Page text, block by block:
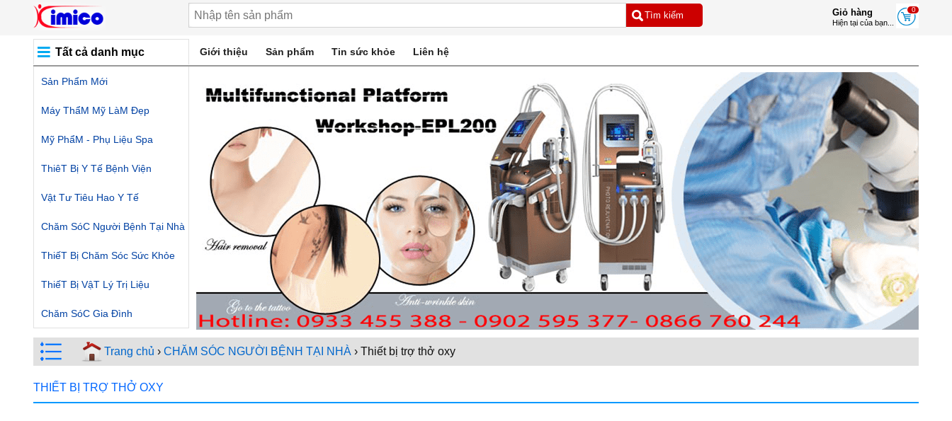
0
Giỏ hàng
Hiện tại của bạn...
Tất cả danh mục Giới thiệu Sản phẩm Tin sức khỏe Liên hệ
Sản Phẩm Mới
Máy ThẩM Mỹ LàM Đẹp
Mỹ PhẩM - Phụ Liệu Spa
ThiêT Bị Y Tế Bệnh Viện
Vật Tư Tiêu Hao Y Tế
Chăm SóC Người Bệnh Tại Nhà
ThiếT Bị Chăm Sóc Sức Khỏe
ThiếT Bị VậT Lý Trị Liệu
Chăm SóC Gia Đình
Trang chủ › CHĂM SÓC NGƯỜI BỆNH TẠI NHÀ › Thiết bị trợ thở oxy
THIẾT BỊ TRỢ THỞ OXY